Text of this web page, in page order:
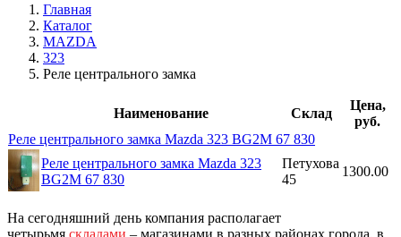
Главная
Каталог
MAZDA
323
Реле центрального замка
Наименование Склад
Цена,
руб.
Реле центрального замка Mazda 323 BG2M 67 830
Реле центрального замка Mazda 323
BG2M 67 830
Петухова
45
1300.00
На сегодняшний день компания располагает
четырьмя складами – магазинами в разных районах города, в